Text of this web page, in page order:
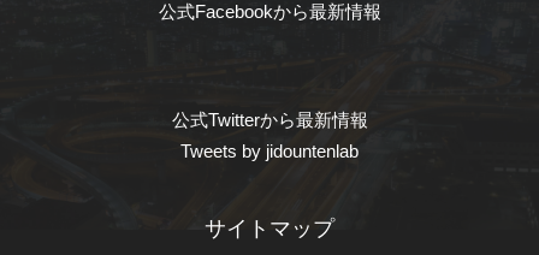
公式Facebookから最新情報
公式Twitterから最新情報
Tweets by jidountenlab
サイトマップ